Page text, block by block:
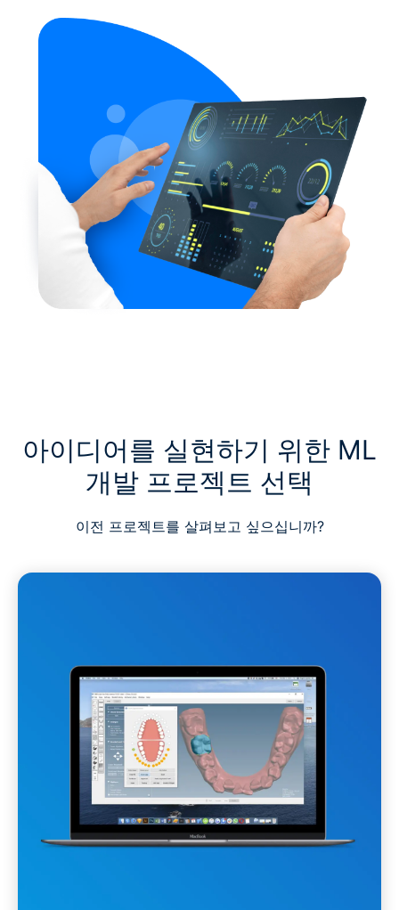
아이디어를 실현하기 위한 ML
개발 프로젝트 선택
이전 프로젝트를 살펴보고 싶으십니까?